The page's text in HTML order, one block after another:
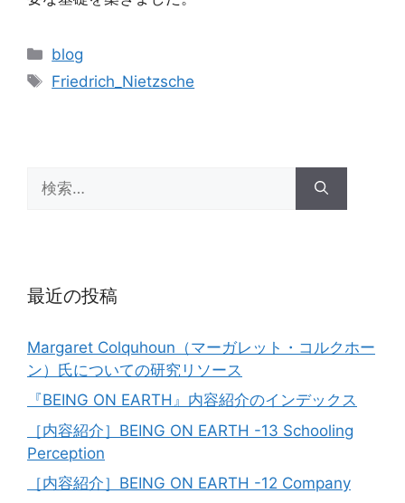
カ
テ
blog
タ
Friedrich_Nietzsche
索:
最近の投稿
Margaret Colquhoun（マーガレット・コルクホー
ン）氏についての研究リソース
『BEING ON EARTH』内容紹介のインデックス
［内容紹介］BEING ON EARTH -13 Schooling
Perception
［内容紹介］BEING ON EARTH -12 Company